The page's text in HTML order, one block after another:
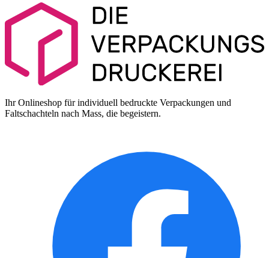
Ihr Onlineshop für individuell bedruckte Verpackungen und
Faltschachteln nach Mass, die begeistern.